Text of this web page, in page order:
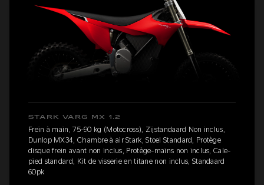
STARK VARG MX 1.2
Frein à main, 75-90 kg (Motocross), Zijstandaard Non inclus,
Dunlop MX34, Chambre à air Stark, Stoel Standard, Protège
disque frein avant non inclus, Protège-mains non inclus, Cale-
pied standard, Kit de visserie en titane non inclus, Standaard
60pk